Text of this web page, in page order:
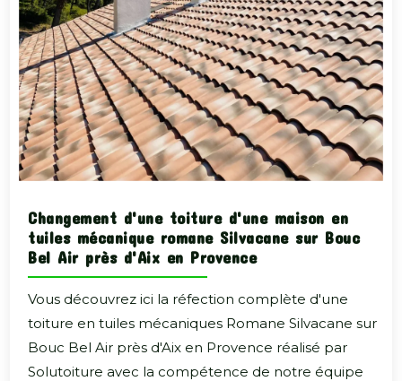
Changement d'une toiture d'une maison en
tuiles mécanique romane Silvacane sur Bouc
Bel Air près d'Aix en Provence
Vous découvrez ici la réfection complète d'une
toiture en tuiles mécaniques Romane Silvacane sur
Bouc Bel Air près d'Aix en Provence réalisé par
Solutoiture avec la compétence de notre équipe